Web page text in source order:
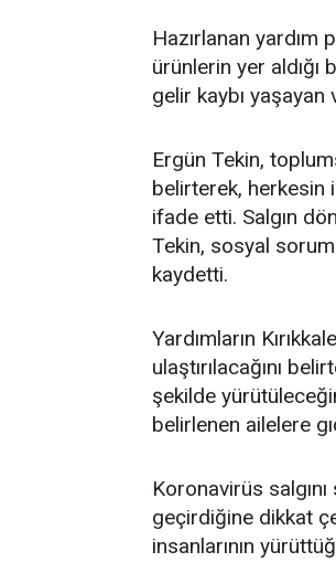
Hazırlanan yardım
ürünlerin yer
gelir kaybı yaşayan
Ergün Tekin,
belirterek, herkesin
ifade etti. Salgın
Tekin, sosyal
kaydetti.
Yardımların
ulaştırılacağını
şekilde
belirlenen ailelere
Koronavirüs
geçirdiğine dikkat
insanlarının